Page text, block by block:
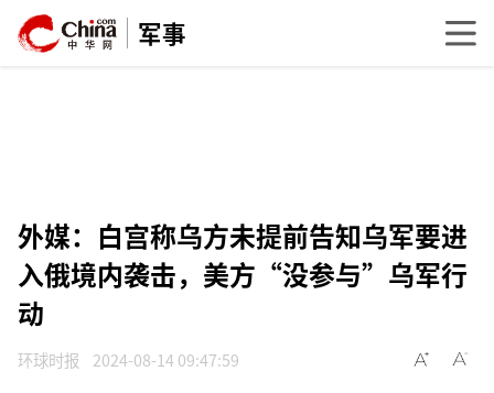
军事
外媒：白宫称乌方未提前告知乌军要进
入俄境内袭击，美方“没参与”乌军行
动
环球时报 2024-08-14 09:47:59